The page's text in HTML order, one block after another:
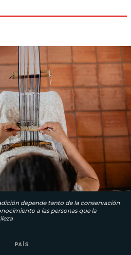
depende tanto de la conservación
a las personas que la
PAÍS